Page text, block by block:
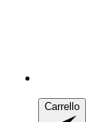
Carrello